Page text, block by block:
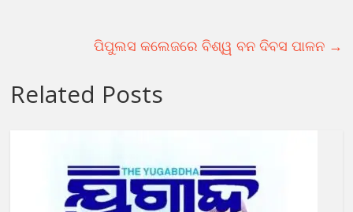
ପିପୁଲସ କଲେଜରେ ବିଶ୍ୱ ବନ ଦିବସ ପାଳନ →
Related Posts